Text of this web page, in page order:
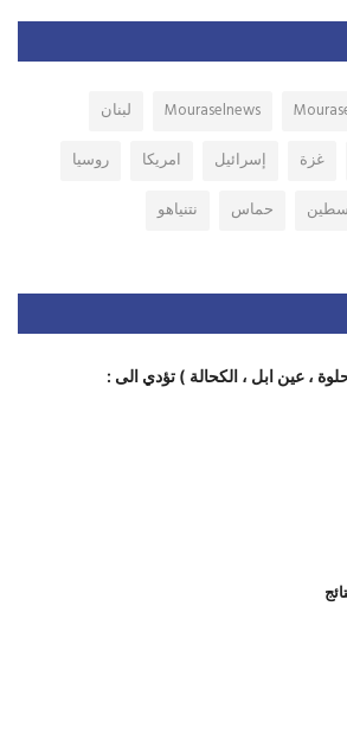
Mouraselnews
لبنان
غزة إسرائيل امريكا
روسيا
حماس نتنياهو
، عين ابل ، الكحالة ) تؤدي الى :